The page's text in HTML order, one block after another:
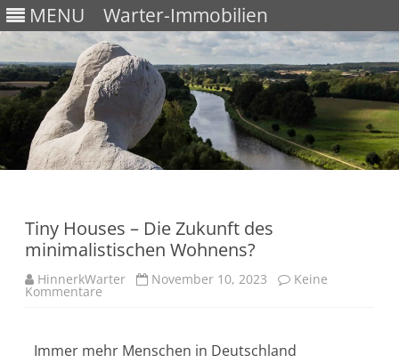
MENU Warter-Immobilien
Tiny Houses – Die Zukunft des
minimalistischen Wohnens?
HinnerkWarter November 10, 2023 Keine
Kommentare
Immer mehr Menschen in Deutschland